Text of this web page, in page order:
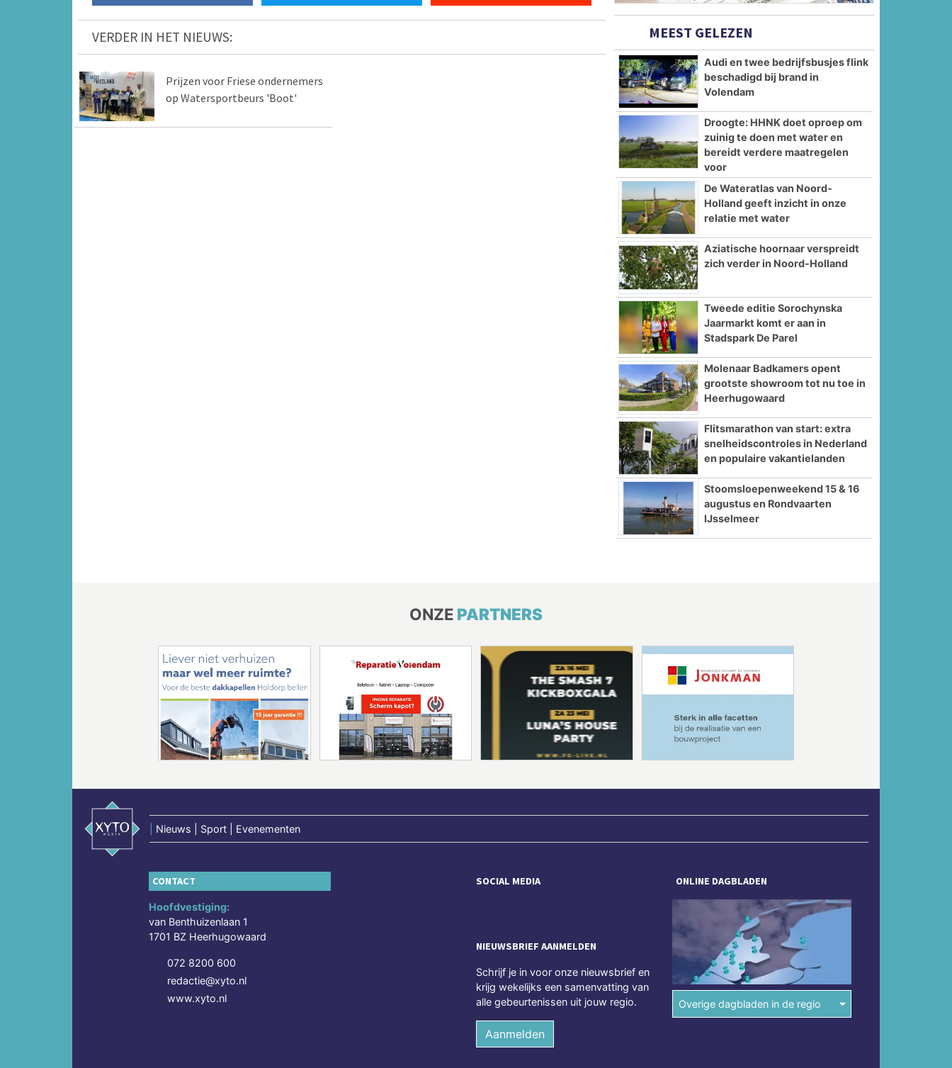
VERDER IN HET NIEUWS:
Prijzen voor Friese ondernemers
op Watersportbeurs 'Boot'
MEEST GELEZEN
Audi en twee bedrijfsbusjes flink
beschadigd bij brand in
Volendam
Droogte: HHNK doet oproep om
zuinig te doen met water en
bereidt verdere maatregelen
voor
De Wateratlas van Noord-
Holland geeft inzicht in onze
relatie met water
Aziatische hoornaar verspreidt
zich verder in Noord-Holland
Tweede editie Sorochynska
Jaarmarkt komt er aan in
Stadspark De Parel
Molenaar Badkamers opent
grootste showroom tot nu toe in
Heerhugowaard
Flitsmarathon van start: extra
snelheidscontroles in Nederland
en populaire vakantielanden
Stoomsloepenweekend 15 & 16
augustus en Rondvaarten
IJsselmeer
ONZE PARTNERS
Nieuws | Sport | Evenementen
CONTACT
Hoofdvestiging:
van Benthuizenlaan 1
1701 BZ Heerhugowaard
072 8200 600
redactie@xyto.nl
www.xyto.nl
SOCIAL MEDIA
NIEUWSBRIEF AANMELDEN
Schrijf je in voor onze nieuwsbrief en
krijg wekelijks een samenvatting van
alle gebeurtenissen uit jouw regio.
Aanmelden
ONLINE DAGBLADEN
Overige dagbladen in de regio